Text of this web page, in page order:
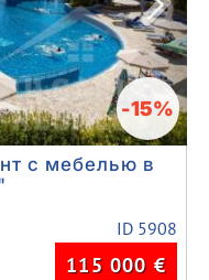
-15%
с мебелью в
ID 5908
115 000 €